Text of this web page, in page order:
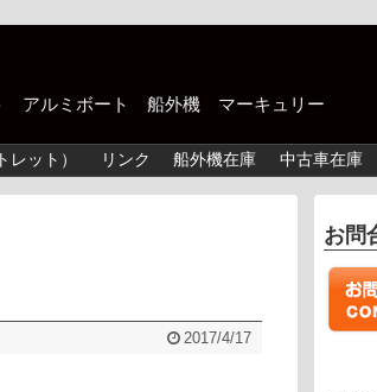
アルミボート 船外機 マーキュリー
レット） リンク 船外機在庫 中古車在庫
2017/4/17
お問